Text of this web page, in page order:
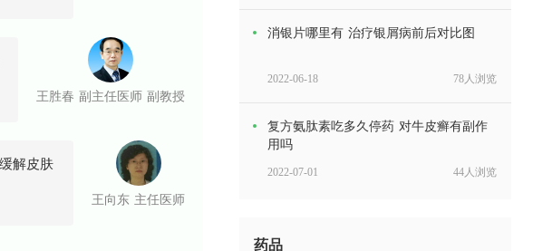
王胜春 副主任医师 副教授
解皮肤
王向东 主任医师
消银片哪里有 治疗银屑病前后对比图
2022-06-18 78人浏览
复方氨肽素吃多久停药 对牛皮癣有副作
用吗
2022-07-01 44人浏览
药品